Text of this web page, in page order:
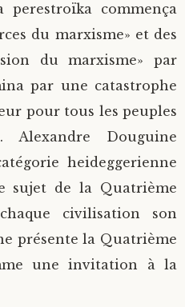
perestroïka commença
du marxisme» et des
du marxisme» par
par une catastrophe
pour tous les peuples
Alexandre Douguine
heideggerienne
sujet de la Quatrième
civilisation son
présente la Quatrième
une invitation à la